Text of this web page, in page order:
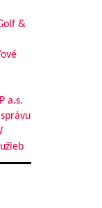
&
a.s.